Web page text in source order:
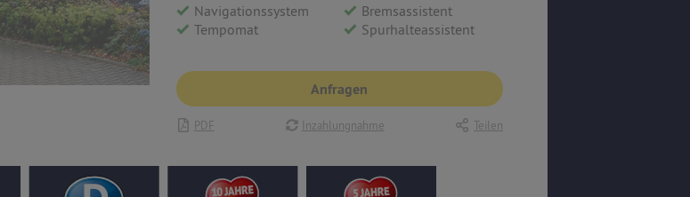
Navigationssystem
Bremsassistent
Tempomat
Spurhalteassistent
Anfragen
PDF Inzahlungnahme Teilen